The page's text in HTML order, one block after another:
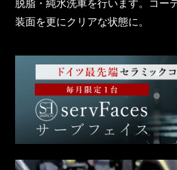
装面を更にクリアな状態に。